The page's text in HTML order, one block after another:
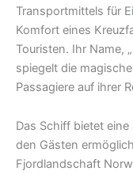
Transportmittels für
Komfort eines
Touristen. Ihr Name,
spiegelt die
Passagiere auf ihrer
Das Schiff bietet
den Gästen
Fjordlandschaft